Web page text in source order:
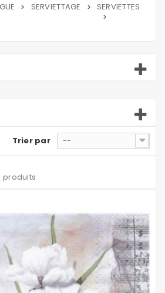
> SERVIETTAGE > SERVIETTES
>
Trier par --
produits